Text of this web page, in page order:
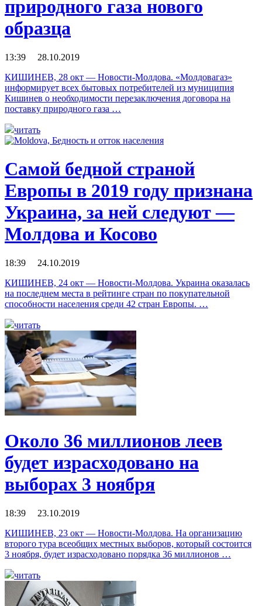
природного газа нового
образца
13:39 28.10.2019
КИШИНЕВ, 28 окт — Новости-Молдова. «Молдовагаз»
информирует всех бытовых потребителей из муниципия
Кишинев о необходимости перезаключения договора на
поставку природного газа …
читать
Самой бедной страной
Европы в 2019 году признана
Украина, за ней следуют —
Молдова и Косово
18:39 24.10.2019
КИШИНЕВ, 24 окт — Новости-Молдова. Украина оказалась
на последнем места в рейтинге стран по покупательной
способности населения среди 42 стран Европы. …
читать
Около 36 миллионов леев
будет израсходовано на
выборах 3 ноября
18:39 23.10.2019
КИШИНЕВ, 23 окт — Новости-Молдова. На организацию
второго тура всеобщих местных выборов, который состоится
3 ноября, будет израсходовано порядка 36 миллионов …
читать